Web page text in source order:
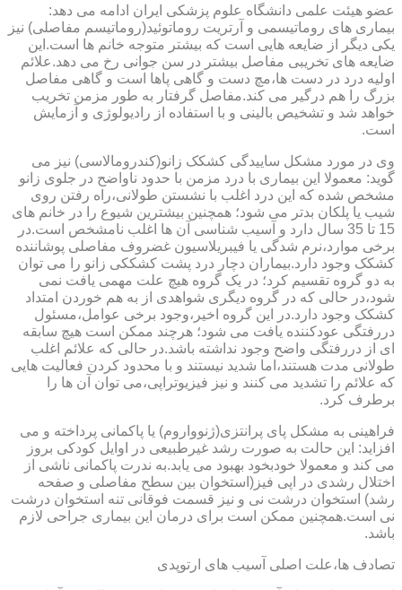
عضو هیئت علمی دانشگاه علوم پزشکی ایران ادامه می دهد:
بیماری های روماتیسمی و آرتریت روماتوئید(روماتیسم مفاصلی) نیز
یکی دیگر از ضایعه هایی است که بیشتر متوجه خانم ها است.این
ضایعه های تخریبی مفاصل بیشتر در سن جوانی رخ می دهد.علائم
اولیه درد در دست ها،مچ دست و گاهی پاها است و گاهی مفاصل
بزرگ را هم درگیر می کند.مفاصل گرفتار به طور مزمن تخریب
خواهد شد و تشخیص بالینی و با استفاده از رادیولوژی و آزمایش
است.
وی در مورد مشکل ساییدگی کشکک زانو(کندرومالاسی) نیز می
گوید: معمولا این بیماری با درد مزمن با حدود ناواضح در جلوی زانو
مشخص شده که این درد اغلب با نشستن طولانی،راه رفتن روی
شیب یا پلکان بدتر می شود؛ همچنین بیشترین شیوع را در خانم های
15 تا 35 سال دارد و آسیب شناسی آن ها اغلب نامشخص است.در
برخی موارد،نرم شدگی یا فیبریلاسیون غضروف مفاصلی پوشاننده
کشکک وجود دارد.بیماران دچار درد پشت کشککی زانو را می توان
به دو گروه تقسیم کرد؛ در یک گروه هیچ علت مهمی یافت نمی
شود،در حالی که در گروه دیگری شواهدی از به هم خوردن امتداد
کشکک وجود دارد.در این گروه اخیر،وجود برخی عوامل،مسئول
دررفتگی عودکننده یافت می شود؛ هرچند ممکن است هیچ سابقه
ای از دررفتگی واضح وجود نداشته باشد.در حالی که علائم اغلب
طولانی مدت هستند،اما شدید نیستند و با محدود کردن فعالیت هایی
که علائم را تشدید می کنند و نیز فیزیوتراپی،می توان آن ها را
برطرف کرد.
فراهینی به مشکل پای پرانتزی(ژنوواروم) یا پاکمانی پرداخته و می
افزاید: این حالت به صورت رشد غیرطبیعی در اوایل کودکی بروز
می کند و معمولا خودبخود بهبود می یابد.به ندرت پاکمانی ناشی از
اختلال رشدی در اپی فیز(استخوان بین سطح مفاصلی و صفحه
رشد) استخوان درشت نی و نیز قسمت فوقانی تنه استخوان درشت
نی است.همچنین ممکن است برای درمان این بیماری جراحی لازم
باشد.
تصادف ها،علت اصلی آسیب های ارتوپدی